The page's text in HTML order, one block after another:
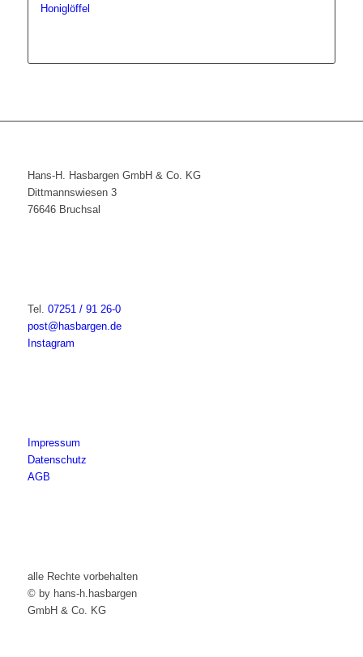
Honiglöffel
Hans-H. Hasbargen GmbH & Co. KG
Dittmannswiesen 3
76646 Bruchsal
Tel. 07251 / 91 26-0
post@hasbargen.de
Instagram
Impressum
Datenschutz
AGB
alle Rechte vorbehalten
© by hans-h.hasbargen
GmbH & Co. KG